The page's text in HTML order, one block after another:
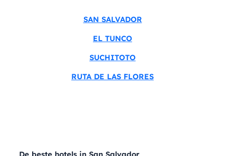
SAN SALVADOR
EL TUNCO
SUCHITOTO
RUTA DE LAS FLORES